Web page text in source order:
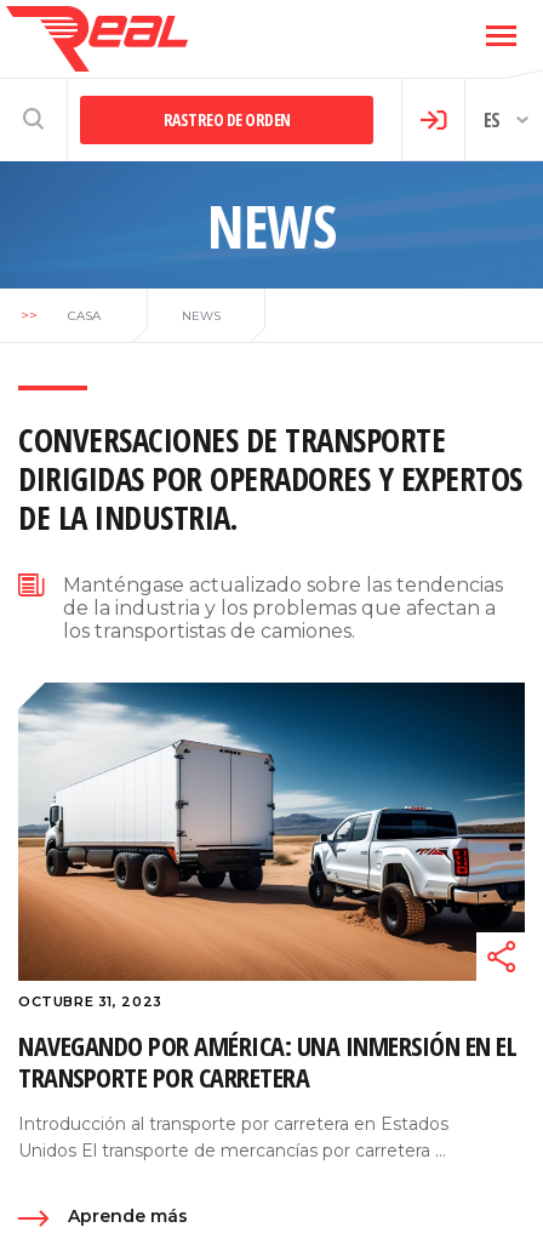
ES
RASTREO DE ORDEN
NEWS
>> CASA NEWS
CONVERSACIONES DE TRANSPORTE
DIRIGIDASPOR OPERADORES Y EXPERTOS
DE LA INDUSTRIA.
Manténgase actualizado sobre las tendencias
de la industria y los problemas que afectan a
los transportistas de camiones.
OCTUBRE 31, 2023
NAVEGANDO POR AMÉRICA: UNA INMERSIÓN EN EL
TRANSPORTE POR CARRETERA
Introducción al transporte por carretera en Estados
Unidos El transporte de mercancías por carretera ...
Aprende más